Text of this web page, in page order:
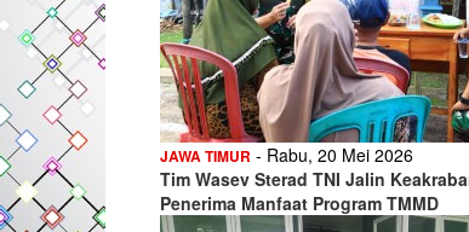
JAWA TIMUR - Rabu, 20 Mei 2026
Tim Wasev Sterad TNI Jalin
Penerima Manfaat Program TMMD